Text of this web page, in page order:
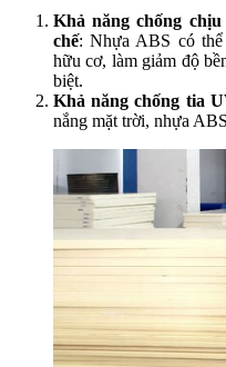
Khả năng chống
chế: Nhựa ABS có
hữu cơ, làm giảm độ
biệt.
Khả năng chống tia
nắng mặt trời, nhựa